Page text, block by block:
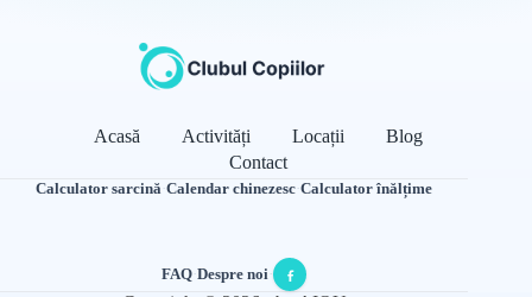
Acasă Activități Locații
Blog
Contact
Calculator sarcină·Calendar chinezesc·Calculator înălțime
FAQ·Despre noi·